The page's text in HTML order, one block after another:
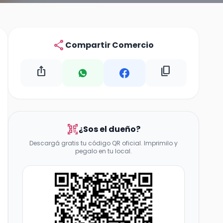
share Compartir Comercio
ios_share content_copy
qr_code_scanner¿Sos el dueño?
Descargá gratis tu código QR oficial. Imprimilo y
pegalo en tu local.